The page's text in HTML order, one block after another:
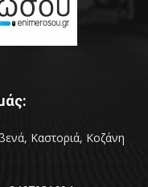
Καστοριά, Κοζάνη